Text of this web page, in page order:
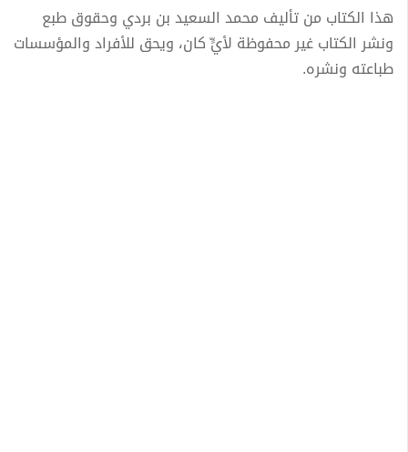
هذا الكتاب من تأليف محمد السعيد بن بردي وحقوق طبع
ونشر الكتاب غير محفوظة لأيٍّ كان، ويحق للأفراد والمؤسسات
طباعته ونشره.